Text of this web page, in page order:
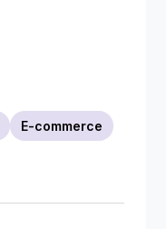
E-commerce